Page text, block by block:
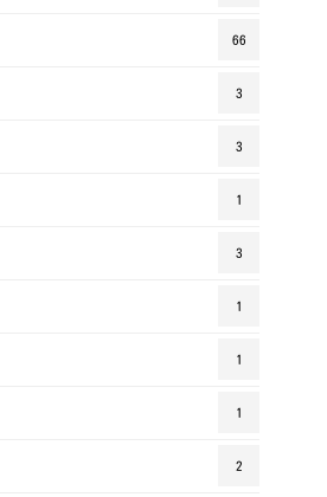
66
3
3
1
3
1
1
1
2